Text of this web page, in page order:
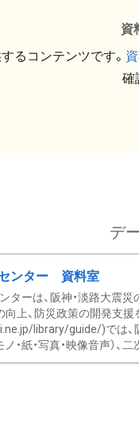
資
るコンテンツです。
確
デ
ンター 資料室
ターは、阪神・淡路大震
向上、防災政策の開発支
library/guide/)では、
・紙・写真・映像音声）、二